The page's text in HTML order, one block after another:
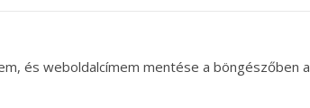
és weboldalcímem mentése a böngészőben